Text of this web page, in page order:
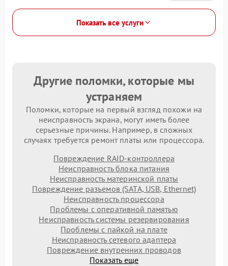
Показать все услуги
Другие поломки, которые мы
устраняем
Поломки, которые на первый взгляд похожи на
неисправность экрана, могут иметь более
серьезные причины. Например, в сложных
случаях требуется ремонт платы или процессора.
Повреждение RAID-контроллера
Неисправность блока питания
Неисправность материнской платы
Повреждение разъемов (SATA, USB, Ethernet)
Неисправность процессора
Проблемы с оперативной памятью
Неисправность системы резервирования
Проблемы с пайкой на плате
Неисправность сетевого адаптера
Повреждение внутренних проводов
Показать еще